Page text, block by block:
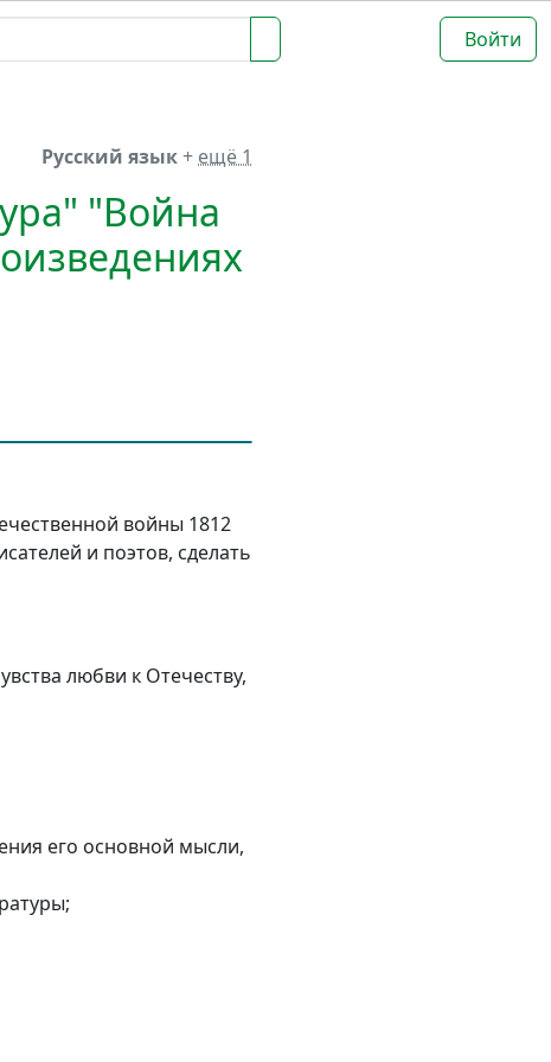
Войти
Русский язык+ ещё 1
"Война
войны 1812
и поэтов, сделать
любви к Отечеству,
его основной мысли,